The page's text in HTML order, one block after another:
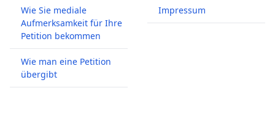
Wie Sie mediale
Aufmerksamkeit für Ihre
Petition bekommen
Wie man eine Petition
übergibt
Impressum